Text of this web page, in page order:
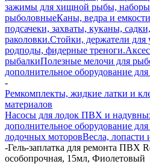
зажимы для хищной рыбы,
рыболовныеКаны, ведра и
подсачеки, захваты, куканы,
раколовки.Стойки, держатели
родподы, фидерные треноги.
рыбалкиПолезные мелочи для
дополнительное оборудование
-
Ремкомплекты, жидкие латки и
материалов
Насосы для лодок ПВХ и
дополнительное оборудование
лодочных моторовВесла, лопасти
-Гель-заплатка для ремонта ПВХ
особопрочная, 15мл, Фиолетовый